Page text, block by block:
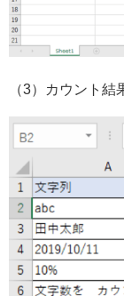
（3）カウント結